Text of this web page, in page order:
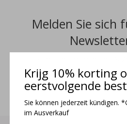
Krijg 10% korting
eerstvolgende
Sie können jederzeit kündigen.
im Ausverkauf
Melden Sie sich